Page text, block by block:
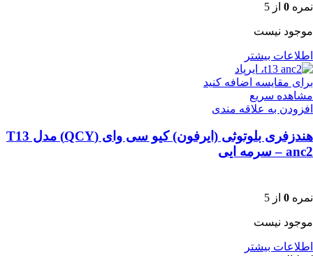
نمره 0 از 5
موجود نیست
اطلاعات بیشتر
برای مقایسه اضافه کنید
مشاهده سریع
افزودن به علاقه مندی
هندزفری بلوتوثی (ایرفون) کیو سی وای (QCY) مدل T13
anc2 – سرمه ایی
نمره 0 از 5
موجود نیست
اطلاعات بیشتر